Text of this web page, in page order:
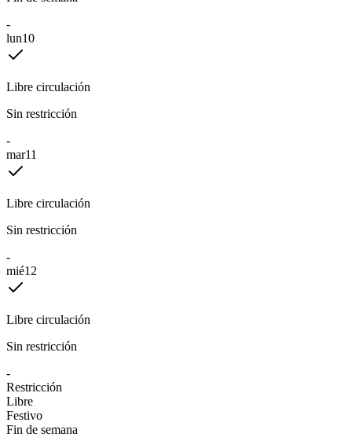
-
lun10
Libre circulación
Sin restricción
-
mar11
Libre circulación
Sin restricción
-
mié12
Libre circulación
Sin restricción
-
Restricción
Libre
Festivo
Fin de semana